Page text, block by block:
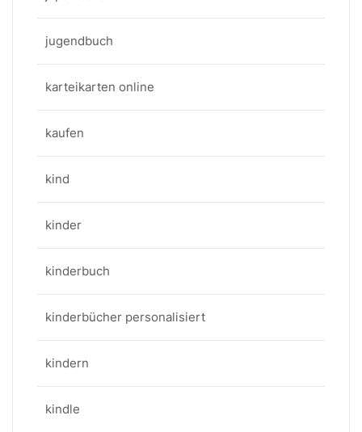
jugendbuch
karteikarten online
kaufen
kind
kinder
kinderbuch
kinderbücher personalisiert
kindern
kindle